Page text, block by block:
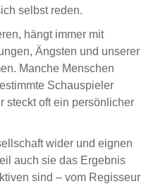
selbst reden.
hängt immer mit
Ängsten und unserer
Manche Menschen
Schauspieler
steckt oft ein persönlicher
wider und eignen
auch sie das Ergebnis
sind – vom Regisseur